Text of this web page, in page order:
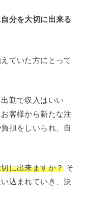
分を大切に出来る
ていた方にとって
勤で収入はいい
客様から新たな注
担をしいられ、自
に出来ますか？ そ
込まれていき、決